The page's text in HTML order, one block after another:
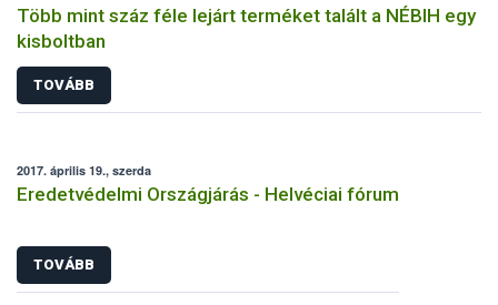
Több mint száz féle lejárt terméket talált a NÉBIH egy
kisboltban
TOVÁBB
2017. április 19., szerda
Eredetvédelmi Országjárás - Helvéciai fórum
TOVÁBB